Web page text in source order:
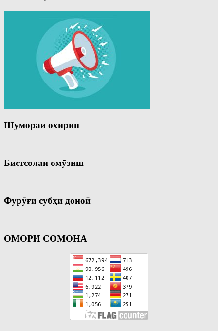
Шумораи охирин
Бистсолаи омӯзиш
Фурӯғи субҳи доноӣ
ОМОРИ СОМОНА